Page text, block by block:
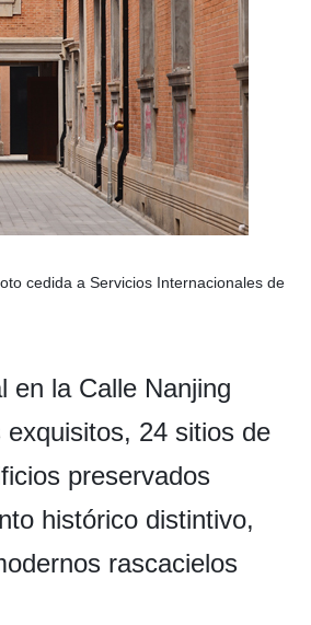
cedida a Servicios Internacionales de
en la Calle Nanjing
24 sitios de
preservados
histórico distintivo,
rascacielos